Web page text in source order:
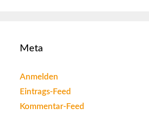
Meta
Anmelden
Eintrags-Feed
Kommentar-Feed